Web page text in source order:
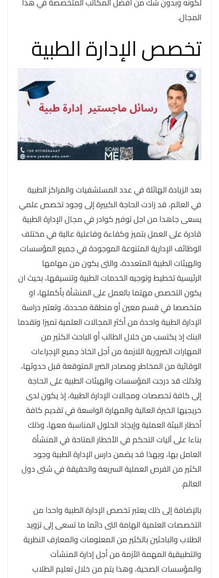
المجال.
تخصص الإدارة الطبية
بعد الزيادة الهائلة في عدد المستشفيات والمراكز الطبية
في العالم، قد زادت الحاجة الكبيرة إلى وجود تخصص علمي
يسعى جاهدا من اجل توفير كوادر في مجال الإدارة الطبية
قادرة على العمل بتميز وكفاءة وفاعلية عالية في مختلف
الوظائف الإدارية المتنوعة الموجودة في جميع المؤسسات
والهيئات الطبية المتعددة، والتى يكون من مهامها
الرئيسية تخطيط وتوجيه الخدمات الطبية وتنسيقها، بحيث ان
يكون التخصص مهتما بالعمل على المنشأة بأكملها، او
متخصصا في قسم معين أو منطقة محددة، وتعتبر دراسة
الإدارة الطبية واحدة من أكثر المجالات العلمية تميزا وتقدما
البنك إذ يكتسب من خلال الطالب أو الباحث الكثير من
المهارات الضرورية اللازمة من أجل اتخاذ جميع الإجراءات
الوقائية من المخاطر ومصادر الضرر المتوقعة قبل حدوثها،
ولذلك قد درجت المؤسسات والهيئات الطبية على الحاجة
إلى كافة تخصصات ومجالات الإدارة الطبية، إذ يكون لدى
خريجيها الخبرة العالية والمهارة الواسعة في تقديم كافة
أخطار البيئة العملية وإيجاد الحلول المناسبة معها، وذلك
بناءا على آليات التحكم في الأخطار المتاحة في المنشأة
العامل بها، وبهذا قد يضمن دارس الإدارة الطبية وجود
الكثير من الفرص العملية السريعة والحقيقة في شتى دول
العالم.
بالإضافة إلى ذلك يعتبر تخصص الإدارة الطبية واحدا من
التخصصات العلمية الهامة التى دائما ما تسعى إلى تزويد
الطلاب والباحثين بالكثير من المعلومات والمعارف النظرية
والتطبيقية المهمة الأزمة من أجل إدارة المنشآت
والمؤسسات الصحية، وهذا يتم من خلال تعليم الطلاب